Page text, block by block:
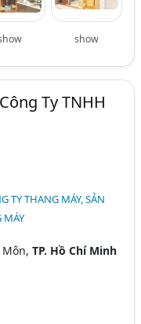
show
Ty TNHH
TY THANG MÁY, SẢN
MÁY
Môn,TP. Hồ Chí Minh